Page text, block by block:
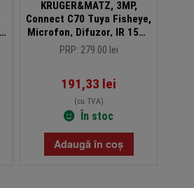
KRUGER&MATZ, 3MP,
Connect C70 Tuya Fisheye,
Microfon, Difuzor, IR 15m,
MicroUSB – KM2211
PRP: 279.00 lei
191,33 lei
(cu TVA)
În stoc
Adaugă în coș